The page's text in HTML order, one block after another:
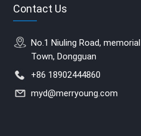
Contact Us
No.1 Niuling Road,
Town, Dongguan
+86 18902444860
myd@merryoung.com